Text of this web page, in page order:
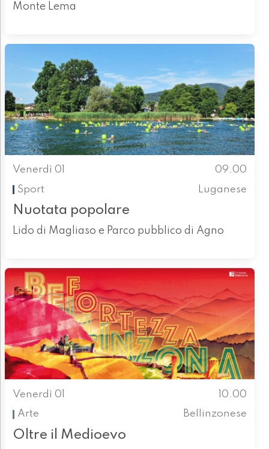
Monte Lema
Venerdì 01
09.00
Sport
Luganese
Nuotata popolare
Lido di Magliaso e Parco pubblico di Agno
Venerdì 01
10.00
Arte
Bellinzonese
Oltre il Medioevo